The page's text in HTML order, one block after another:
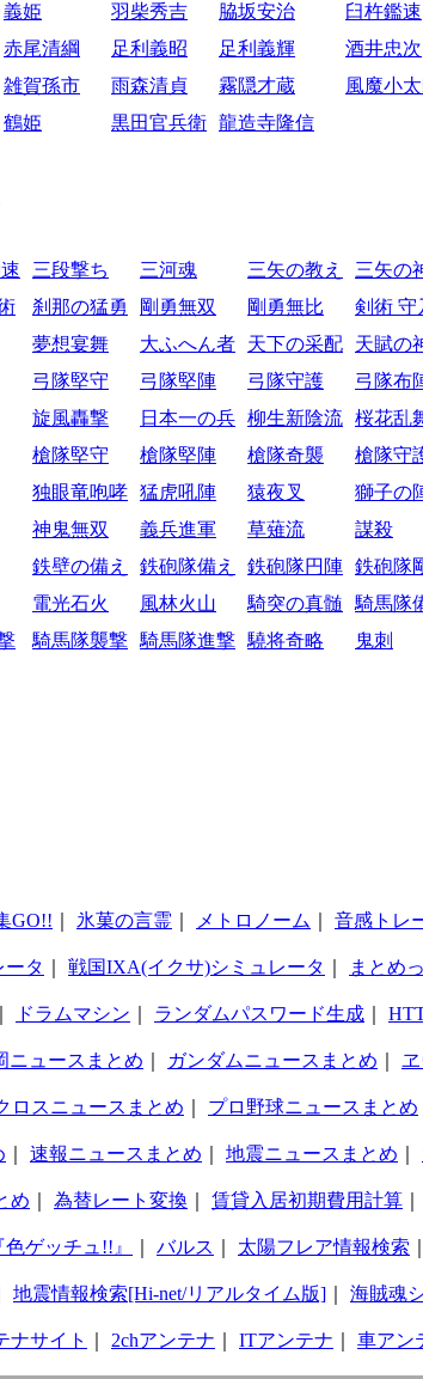
義姫 羽柴秀吉 脇坂安治 臼杵鑑速
赤尾清綱 足利義昭 足利義輝 酒井忠次
雑賀孫市 雨森清貞 霧隠才蔵 風魔小
鶴姫 黒田官兵衛 龍造寺隆信
三段撃ち 三河魂 三矢の教え 三矢の
刹那の猛勇 剛勇無双 剛勇無比 剣術 守
夢想宴舞 大ふへん者 天下の采配 天賦の
弓隊堅守 弓隊堅陣 弓隊守護 弓隊布
旋風轟撃 日本一の兵 柳生新陰流 桜花乱
槍隊堅守 槍隊堅陣 槍隊奇襲 槍隊守
独眼竜咆哮 猛虎吼陣 猿夜叉 獅子の
神鬼無双 義兵進軍 草薙流 謀殺
鉄壁の備え 鉄砲隊備え 鉄砲隊円陣 鉄砲隊
電光石火 風林火山 騎突の真髄 騎馬隊
騎馬隊襲撃 騎馬隊進撃 驍将奇略 鬼刺
GO!! 氷菓の言霊 メトロノーム 音感トレ
ータ 戦国IXA(イクサ)シミュレータ まとめ
ドラムマシン ランダムパスワード生成
ニュースまとめ ガンダムニュースまとめ
ロスニュースまとめ プロ野球ニュースまとめ
速報ニュースまとめ 地震ニュースまとめ
め 為替レート変換 賃貸入居初期費用計算
ゲッチュ!!』 バルス 太陽フレア情報検索
地震情報検索[Hi-net/リアルタイム版] 海賊魂
ナサイト 2chアンテナ ITアンテナ 車アン